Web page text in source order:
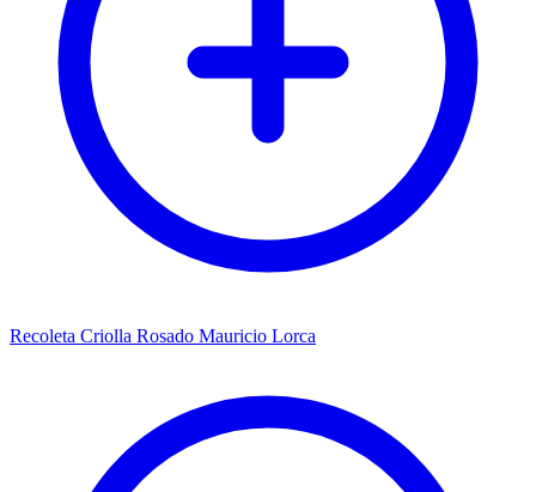
Recoleta Criolla Rosado Mauricio Lorca